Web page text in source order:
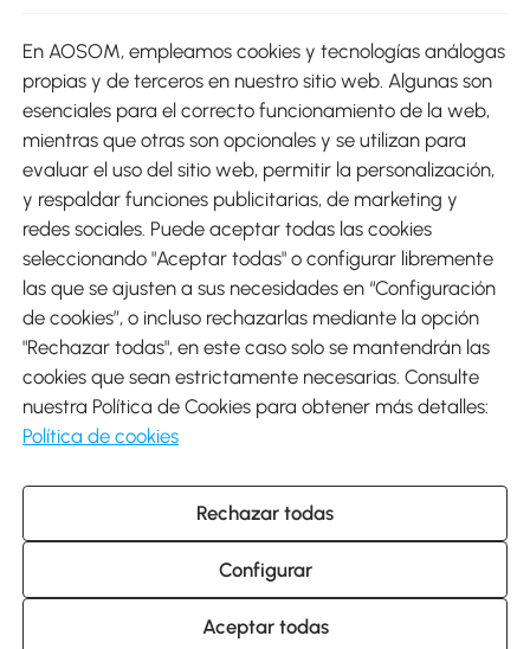
Métodos de Pago
Envíos
Descargar Aosom App
Google Play
931 29 45 12 (L-V de 8:30 a 17:30h)
atencioncliente@aosom.es
C/ Roc Gros, nº 15. 08550 Els Hostalets de Balenyà (Barcelona),
España
© 2014-2026 SPANISH AOSOM, S.L (NIF: B66295775) Todos los
En AOSOM, empleamos cookies y tecnologías análogas
propias y de terceros en nuestro sitio web. Algunas son
esenciales para el correcto funcionamiento de la web,
mientras que otras son opcionales y se utilizan para
evaluar el uso del sitio web, permitir la personalización,
y respaldar funciones publicitarias, de marketing y
redes sociales. Puede aceptar todas las cookies
seleccionando "Aceptar todas" o configurar libremente
las que se ajusten a sus necesidades en “Configuración
de cookies”, o incluso rechazarlas mediante la opción
"Rechazar todas", en este caso solo se mantendrán las
cookies que sean estrictamente necesarias. Consulte
nuestra Política de Cookies para obtener más detalles:
Política de cookies
Rechazar todas
Configurar
Aceptar todas